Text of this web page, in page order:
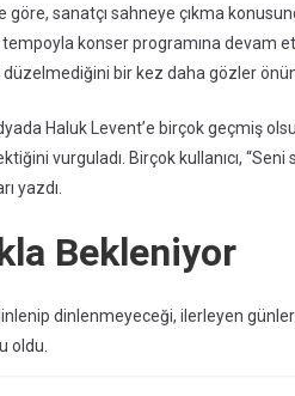
sanatçı sahneye çıkma
konser programına devam
bir kez daha gözler
Haluk Levent’e birçok geçmiş
vurguladı. Birçok kullanıcı,
yazdı.
Bekleniyor
dinlenmeyeceği, ilerleyen
oldu.